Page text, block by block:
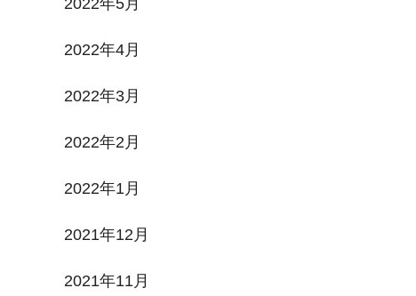
2022年4月
2022年3月
2022年2月
2022年1月
2021年12月
2021年11月